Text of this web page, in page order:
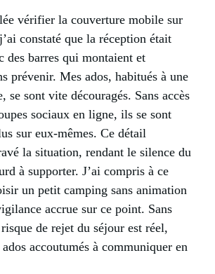
vérifier la couverture mobile sur
constaté que la réception était
des barres qui montaient et
prévenir. Mes ados, habitués à une
se sont vite découragés. Sans accès
sociaux en ligne, ils se sont
sur eux-mêmes. Ce détail
la situation, rendant le silence du
à supporter. J’ai compris à ce
un petit camping sans animation
accrue sur ce point. Sans
de rejet du séjour est réel,
accoutumés à communiquer en